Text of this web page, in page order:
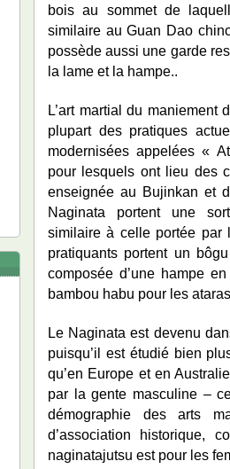
bois au sommet de
similaire au Guan Dao
possède aussi une garde
la lame et la hampe..
L’art martial du maniement
plupart des pratiques
modernisées appelées «
pour lesquels ont lieu des
enseignée au Bujinkan et
Naginata portent une
similaire à celle portée par
pratiquants portent un
composée d’une hampe
bambou habu pour les
Le Naginata est devenu
puisqu’il est étudié bien
qu’en Europe et en
par la gente masculine –
démographie des arts
d’association
naginatajutsu est pour les